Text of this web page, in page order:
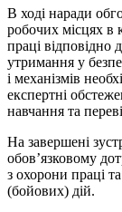
В ході наради
робочих місцях в
праці відповідно
утримання у
і механізмів
експертні
навчання та
На завершені
обов’язковому
з охорони праці
(бойових) дій.